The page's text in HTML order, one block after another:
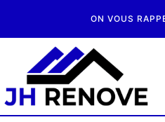
ON VOUS